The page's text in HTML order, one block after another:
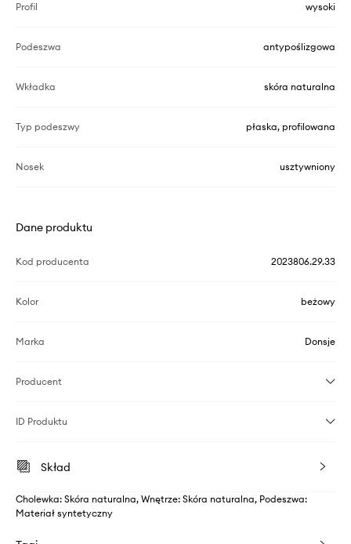
Profil wysoki
Podeszwa antypoślizgowa
Wkładka skóra naturalna
Typ podeszwy płaska, profilowana
Nosek usztywniony
Dane produktu
Kod producenta 2023806.29.33
Kolor beżowy
Marka Donsje
Producent
ID Produktu
Skład
Cholewka: Skóra naturalna, Wnętrze: Skóra naturalna, Podeszwa:
Materiał syntetyczny